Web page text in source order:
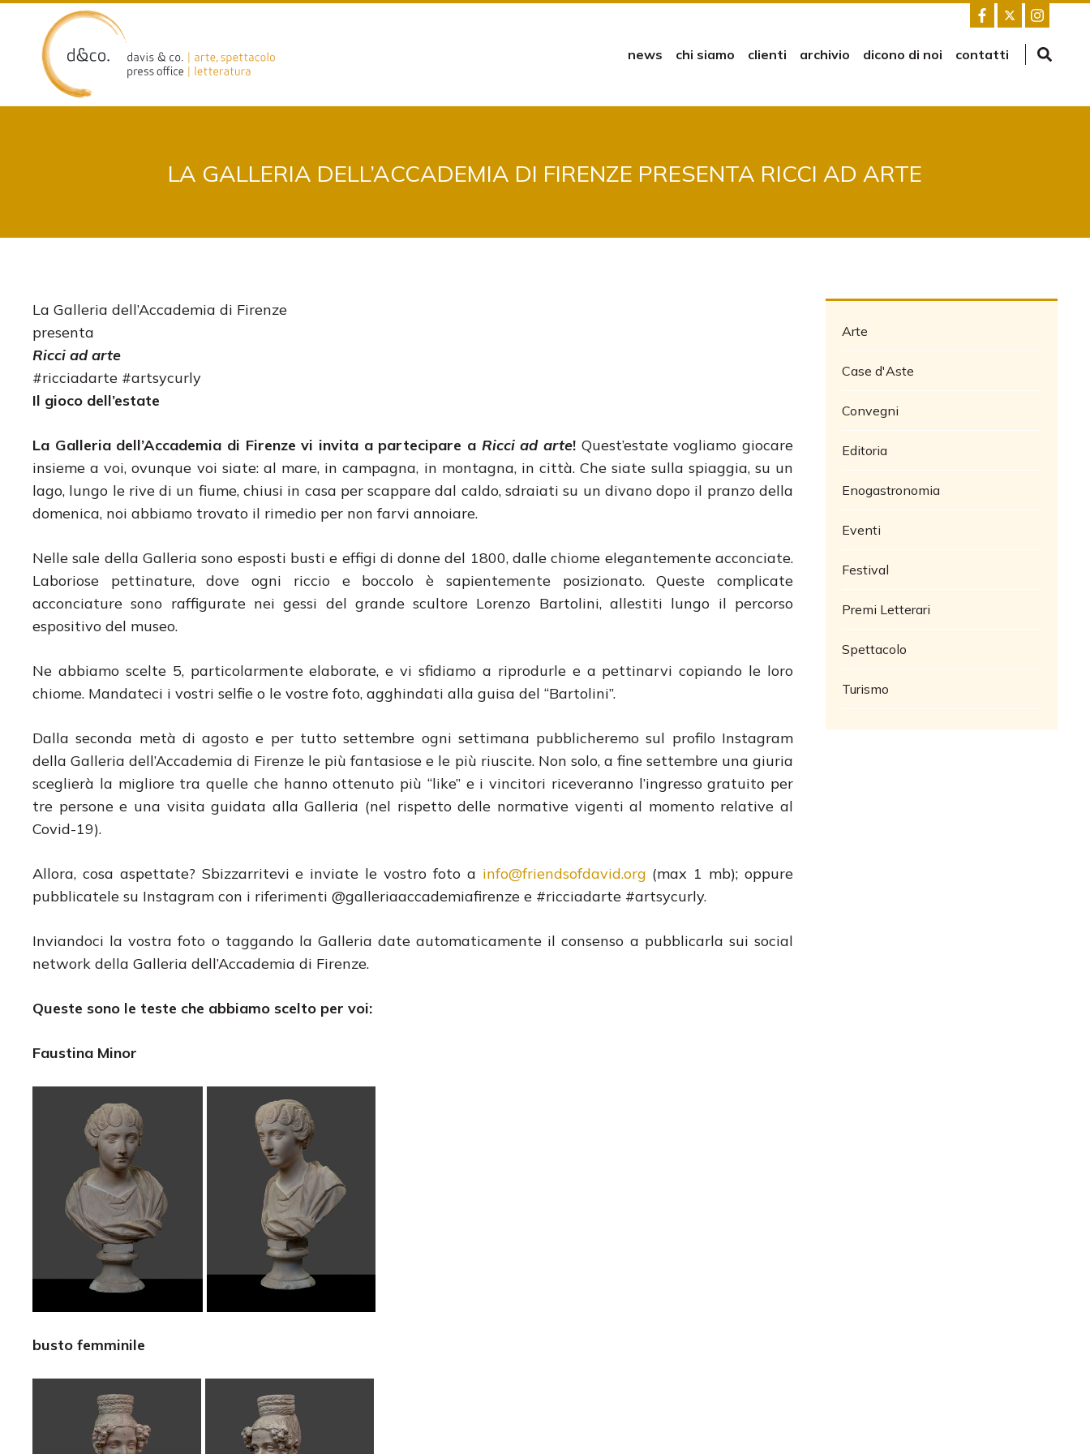
content
news chi siamo clienti archivio dicono di noi contatti
LA GALLERIA DELL’ACCADEMIA DI FIRENZE PRESENTA RICCI AD ARTE
La Galleria dell’Accademia di Firenze
presenta
Ricci ad arte
#ricciadarte #artsycurly
Il gioco dell’estate
La Galleria dell’Accademia di Firenze vi invita a partecipare a Ricci ad arte! Quest’estate vogliamo giocare
insieme a voi, ovunque voi siate: al mare, in campagna, in montagna, in città. Che siate sulla spiaggia, su un
lago, lungo le rive di un fiume, chiusi in casa per scappare dal caldo, sdraiati su un divano dopo il pranzo della
domenica, noi abbiamo trovato il rimedio per non farvi annoiare.
Nelle sale della Galleria sono esposti busti e effigi di donne del 1800, dalle chiome elegantemente acconciate.
Laboriose pettinature, dove ogni riccio e boccolo è sapientemente posizionato. Queste complicate
acconciature sono raffigurate nei gessi del grande scultore Lorenzo Bartolini, allestiti lungo il percorso
espositivo del museo.
Ne abbiamo scelte 5, particolarmente elaborate, e vi sfidiamo a riprodurle e a pettinarvi copiando le loro
chiome. Mandateci i vostri selfie o le vostre foto, agghindati alla guisa del “Bartolini”.
Dalla seconda metà di agosto e per tutto settembre ogni settimana pubblicheremo sul profilo Instagram
della Galleria dell’Accademia di Firenze le più fantasiose e le più riuscite. Non solo, a fine settembre una giuria
sceglierà la migliore tra quelle che hanno ottenuto più “like” e i vincitori riceveranno l’ingresso gratuito per
tre persone e una visita guidata alla Galleria (nel rispetto delle normative vigenti al momento relative al
Covid-19).
Allora, cosa aspettate? Sbizzarritevi e inviate le vostro foto a info@friendsofdavid.org (max 1 mb); oppure
pubblicatele su Instagram con i riferimenti @galleriaaccademiafirenze e #ricciadarte #artsycurly.
Inviandoci la vostra foto o taggando la Galleria date automaticamente il consenso a pubblicarla sui social
network della Galleria dell’Accademia di Firenze.
Queste sono le teste che abbiamo scelto per voi:
Faustina Minor
busto femminile
Arte
Case d'Aste
Convegni
Editoria
Enogastronomia
Eventi
Festival
Premi Letterari
Spettacolo
Turismo